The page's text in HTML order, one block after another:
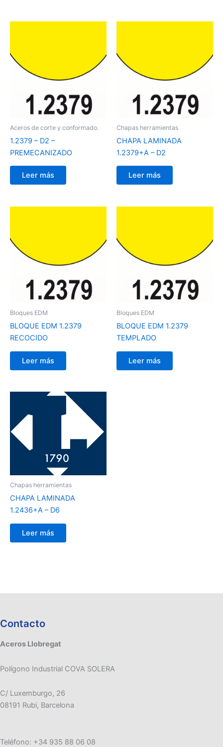
Aceros de corte y conformado.
1.2379 – D2 –
PREMECANIZADO
Leer más
Chapas herramientas
CHAPA LAMINADA
1.2379+A – D2
Leer más
Bloques EDM
BLOQUE EDM 1.2379
RECOCIDO
Leer más
Bloques EDM
BLOQUE EDM 1.2379
TEMPLADO
Leer más
Chapas herramientas
CHAPA LAMINADA
1.2436+A – D6
Leer más
Contacto
Aceros Llobregat
Polígono Industrial COVA SOLERA
C/ Luxemburgo, 26
08191 Rubi, Barcelona
Teléfono: +34 935 88 06 08